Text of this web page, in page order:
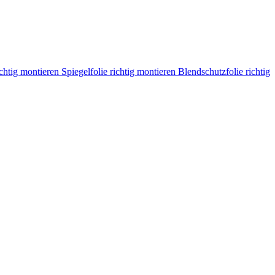
montieren Spiegelfolie richtig montieren Blendschutzfolie richtig